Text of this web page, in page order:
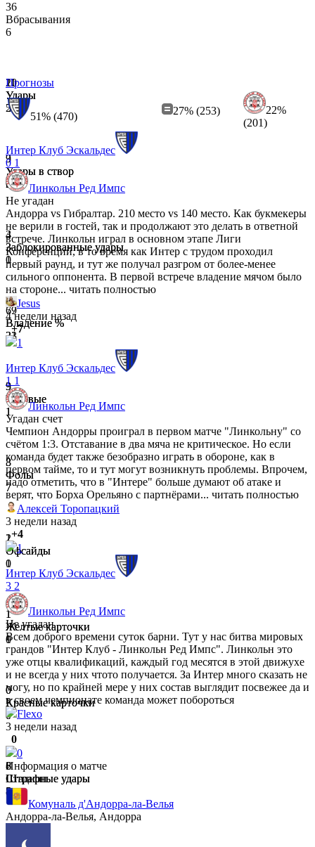
36
Вбрасывания
6
11
Удары
2
3
Удары в створ
0
3
Заблокированные удары
1
69
Владение %
31
3
Угловые
1
3
Фолы
7
2
Офсайды
1
1
Желтые карточки
0
0
Красные карточки
0
8
Штрафные удары
5
20
Удары
5
9
Удары в створ
2
4
Заблокированные удары
0
77
Владение %
23
9
Угловые
1
8
Фолы
7
1
Офсайды
0
1
Желтые карточки
1
0
Красные карточки
0
6
Штрафные удары
8
Прогнозы
51% (470) 27% (253)
22%
(201)
Интер Клуб Эскальдес
0 1
Линкольн Ред Импс
Не угадан
Андорра vs Гибралтар. 210 место vs 140 место. Как букмекеры
не верили в гостей, так и продолжают это делать в ответной
встрече. Линкольн играл в основном этапе Лиги
Конференций, в то время как Интер с трудом проходил
первый раунд, и тут же получал разгром от более-менее
сильного оппонента. В первой встрече владение мячом было
на стороне... читать полностью
Jesus
4 недели назад
+7
1
Интер Клуб Эскальдес
1 1
Линкольн Ред Импс
Угадан счет
Чемпион Андорры проиграл в первом матче "Линкольну" со
счётом 1:3. Отставание в два мяча не критическое. Но если
команда будет также безобразно играть в обороне, как в
первом тайме, то и тут могут возникнуть проблемы. Впрочем,
надо отметить, что в "Интере" больше думают об атаке и
верят, что Борха Орельяно с партнёрами... читать полностью
Алексей Торопацкий
3 недели назад
+4
1
Интер Клуб Эскальдес
3 2
Линкольн Ред Импс
Не угадан
Всем доброго времени суток барни. Тут у нас битва мировых
грандов "Интер Клуб - Линкольн Ред Импс". Линкольн это
уже отцы квалификаций, каждый год месятся в этой движухе
и не всегда у них чтото получается. За Интер много сказать не
могу, но по крайней мере у них состав выглядит посвежее да и
в своем чемпионате команда может побороться
Flexo
3 недели назад
0
0
Информация о матче
Стадион
Комуналь д'Андорра-ла-Велья
Андорра-ла-Велья, Андорра